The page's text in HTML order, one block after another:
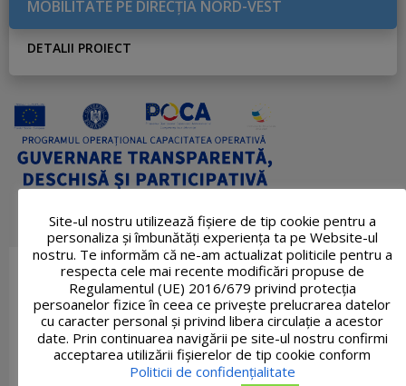
MOBILITATE PE DIRECŢIA NORD-VEST
DETALII PROIECT
Site-ul nostru utilizează fişiere de tip cookie pentru a
personaliza și îmbunătăți experiența ta pe Website-ul
nostru. Te informăm că ne-am actualizat politicile pentru a
respecta cele mai recente modificări propuse de
Regulamentul (UE) 2016/679 privind protecția
persoanelor fizice în ceea ce privește prelucrarea datelor
cu caracter personal și privind libera circulație a acestor
date. Prin continuarea navigării pe site-ul nostru confirmi
acceptarea utilizării fişierelor de tip cookie conform
Politicii de confidențialitate